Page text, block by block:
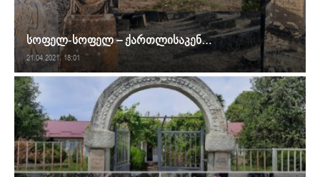
სოფელ-სოფელ – ქართლისაკენ…
21.04.2021. 18:01